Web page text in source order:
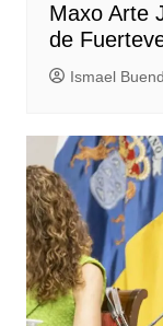
Maxo Arte
de
Ismael